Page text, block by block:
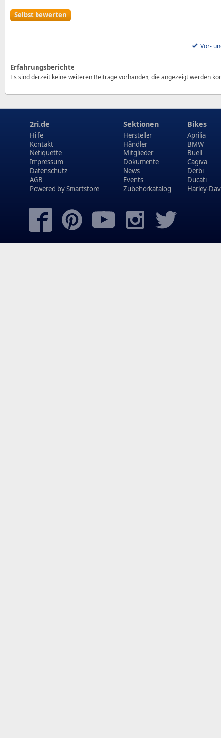
Selbst bewerten
Vor-
Erfahrungsberichte
Es sind derzeit keine weiteren Beiträge vorhanden, die angezeigt werden
2ri.de
Hilfe
Kontakt
Netiquette
Impressum
Datenschutz
AGB
Powered bySmartstore
Sektionen
Hersteller
Händler
Mitglieder
Dokumente
News
Events
Zubehörkatalog
Bikes
Aprilia
BMW
Buell
Cagiva
Derbi
Ducati
Harley-